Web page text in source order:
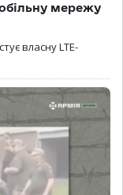
мережу
власну LTE-